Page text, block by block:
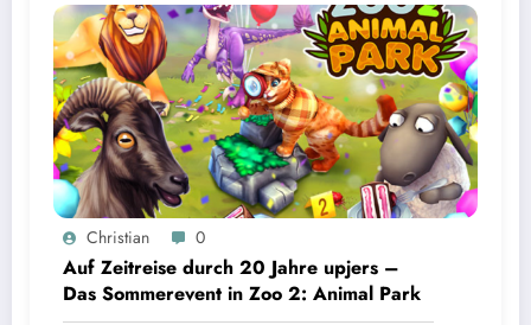
Christian 0
Auf Zeitreise durch 20 Jahre upjers –
Das Sommerevent in Zoo 2: Animal Park